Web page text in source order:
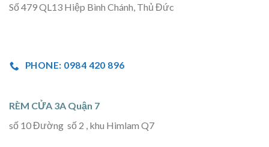
Số 479 QL13 Hiệp Bình Chánh, Thủ Đức
PHONE: 0984 420 896
RÈM CỬA 3A Quận 7
số 10 Đường số 2 , khu Himlam Q7